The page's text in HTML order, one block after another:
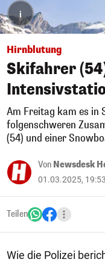
i
Hirnblutung
Skifahrer
Am Freitag kam es in
folgenschweren
(54) und einer
Von Newsdesk
01.03.2025, 19:53
Teilen
Wie die Polizei